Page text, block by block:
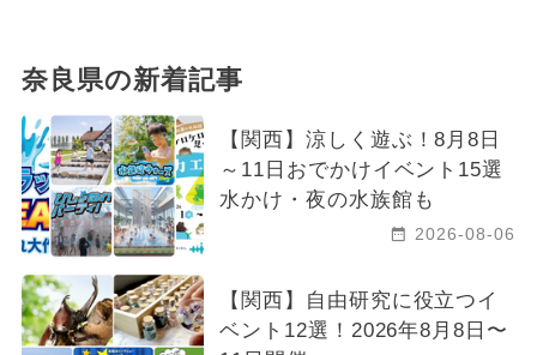
奈良県の新着記事
【関西】涼しく遊ぶ！8月8日
～11日おでかけイベント15選
水かけ・夜の水族館も
2026-08-06
【関西】自由研究に役立つイ
ベント12選！2026年8月8日〜